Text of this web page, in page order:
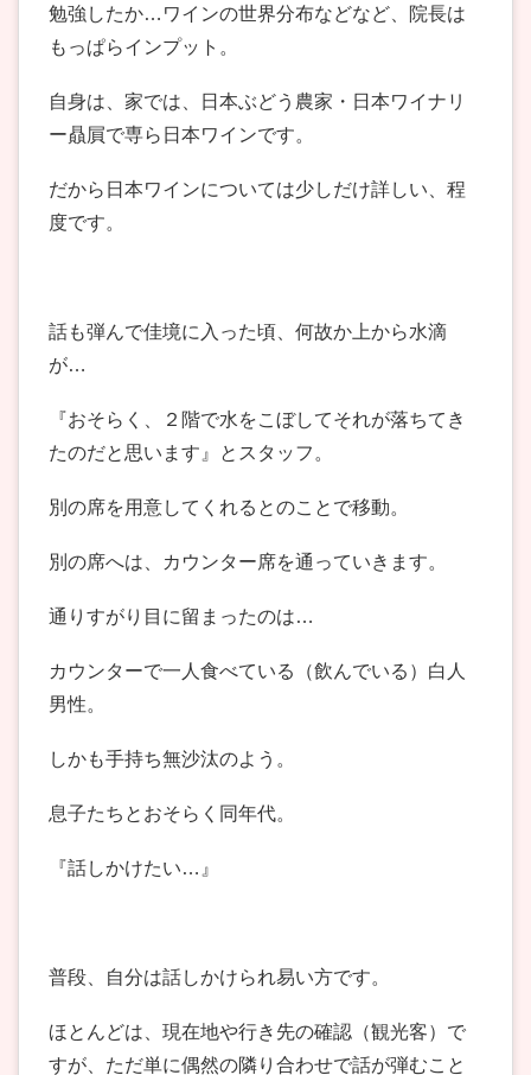
勉強したか…ワインの世界分布などなど、院長は
もっぱらインプット。
自身は、家では、日本ぶどう農家・日本ワイナリ
ー贔屓で専ら日本ワインです。
だから日本ワインについては少しだけ詳しい、程
度です。
話も弾んで佳境に入った頃、何故か上から水滴
が…
『おそらく、２階で水をこぼしてそれが落ちてき
たのだと思います』とスタッフ。
別の席を用意してくれるとのことで移動。
別の席へは、カウンター席を通っていきます。
通りすがり目に留まったのは…
カウンターで一人食べている（飲んでいる）白人
男性。
しかも手持ち無沙汰のよう。
息子たちとおそらく同年代。
『話しかけたい…』
普段、自分は話しかけられ易い方です。
ほとんどは、現在地や行き先の確認（観光客）で
すが、ただ単に偶然の隣り合わせで話が弾むこと